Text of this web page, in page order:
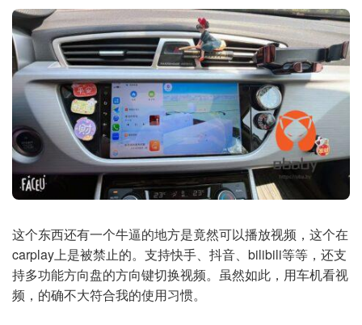
这个东西还有一个牛逼的地方是竟然可以播放视频，这个在
carplay上是被禁止的。支持快手、抖音、bilibili等等，还支
持多功能方向盘的方向键切换视频。虽然如此，用车机看视
频，的确不大符合我的使用习惯。